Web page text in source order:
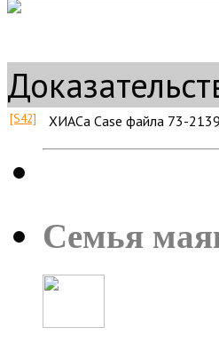
[S42] ХИАСа Case файла 73-
Семья